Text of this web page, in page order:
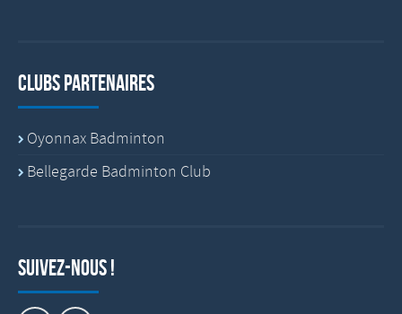
Clubs partenaires
Oyonnax Badminton
Bellegarde Badminton Club
Suivez-nous !